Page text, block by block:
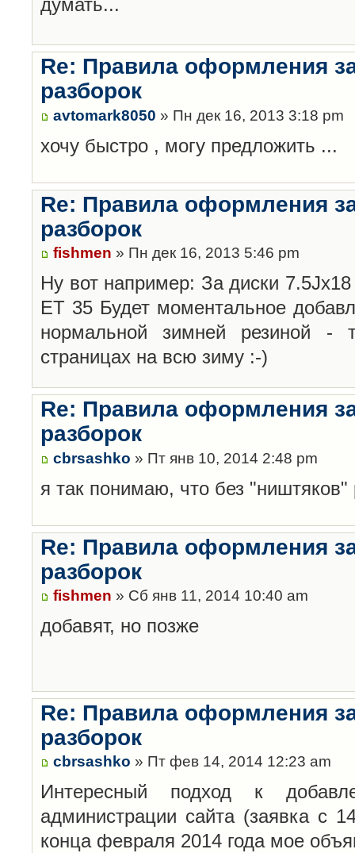
Re: Правила оформления
разборок
avtomark8050 » Пн дек 16, 2013 3:18 pm
хочу быстро , могу предложить ...
Re: Правила оформления
разборок
fishmen » Пн дек 16, 2013 5:46 pm
Ну вот например: За диски
ET 35 Будет моментальное
нормальной зимней резиной
страницах на всю зиму :-)
Re: Правила оформления
разборок
cbrsashko » Пт янв 10, 2014 2:48 pm
я так понимаю, что без "ништяков"
Re: Правила оформления
разборок
fishmen » Сб янв 11, 2014 10:40 am
добавят, но позже
Re: Правила оформления
разборок
cbrsashko » Пт фев 14, 2014 12:23 am
Интересный подход к
администрации сайта (заявка с
конца февраля 2014 года мое